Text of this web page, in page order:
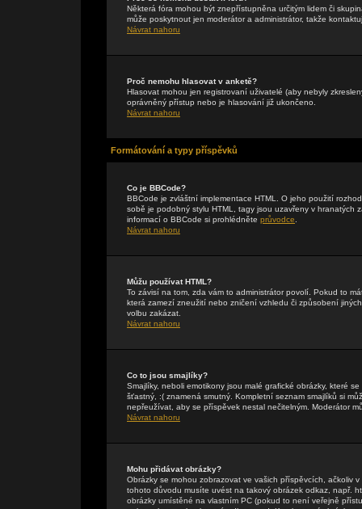
Některá fóra mohou být znepřístupněna určitým lidem či
může poskytnout jen moderátor a administrátor, takže
Návrat nahoru
Proč nemohu hlasovat v anketě?
Hlasovat mohou jen registrovaní uživatelé (aby nebyly
oprávněný přístup nebo je hlasování již ukončeno.
Návrat nahoru
Formátování a typy příspěvků
Co je BBCode?
BBCode je zvláštní implementace HTML. O jeho použití
sobě je podobný stylu HTML, tagy jsou uzavřeny v
informací o BBCode si prohlédněte průvodce
Návrat nahoru
Můžu používat HTML?
To závisí na tom, zda vám to administrátor povolí. Pokud to
která zamezí zneužití nebo zničení vzhledu či způsobení
volbu zakázat.
Návrat nahoru
Co to jsou smajlíky?
Smajlíky, neboli emotikony jsou malé grafické obrázky, které
šťastný, :( znamená smutný. Kompletní seznam smajlíků si
nepřeužívat, aby se příspěvek nestal nečitelným. Moderátor
Návrat nahoru
Mohu přidávat obrázky?
Obrázky se mohou zobrazovat ve vašich příspěvcích, ačkoliv
tohoto důvodu musíte uvést na takový obrázek odkaz, např.
obrázky umístěné na vlastním PC (pokud to není veřejně